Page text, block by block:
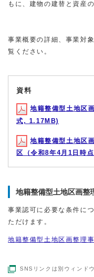
もに、建物の建替と資産
事業概要の詳細、事業対
覧ください。
資料
地籍整備型土地区
式, 1.17MB)
地籍整備型土地区
区（令和8年4月1日時
地籍整備型土地区画整
事業認可に必要な条件に
ただけます。
地籍整備型土地区画整理
SNSリンクは別ウィンド